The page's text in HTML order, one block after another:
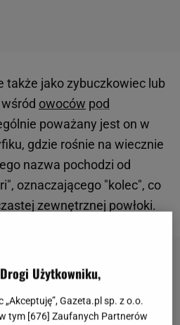
także jako zybuczkowiec lub
owoców pod
poważany jest on w
gdzie rośnie na wiecznie
nazwa pochodzi od
oznaczającego "kolec", co
zewnętrznej powłoki.
Użytkowniku,
Gazeta.pl sp. z o.o.
tym [676] Zaufanych Partnerów